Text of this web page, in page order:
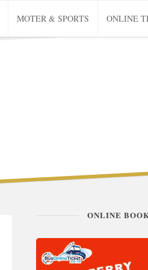
MOTER & SPORTS ONLINE
ONLINE